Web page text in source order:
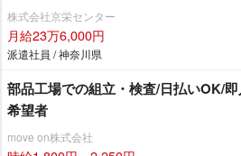
株式会社京栄センター
月給23万6,000円
派遣社員 / 神奈川県
部品工場での組立・検査/日払いOK/
希望者
move on株式会社